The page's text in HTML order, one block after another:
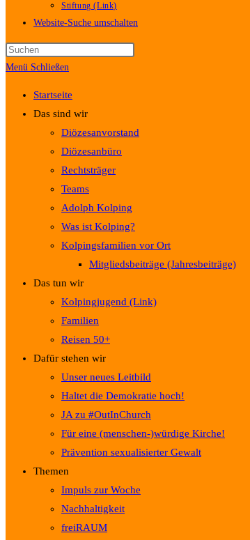
Stiftung (Link)
Website-Suche umschalten
Menü Schließen
Startseite
Das sind wir
Diözesanvorstand
Diözesanbüro
Rechtsträger
Teams
Adolph Kolping
Was ist Kolping?
Kolpingsfamilien vor Ort
Mitgliedsbeiträge (Jahresbeiträge)
Das tun wir
Kolpingjugend (Link)
Familien
Reisen 50+
Dafür stehen wir
Unser neues Leitbild
Haltet die Demokratie hoch!
JA zu #OutInChurch
Für eine (menschen-)würdige Kirche!
Prävention sexualisierter Gewalt
Themen
Impuls zur Woche
Nachhaltigkeit
freiRAUM